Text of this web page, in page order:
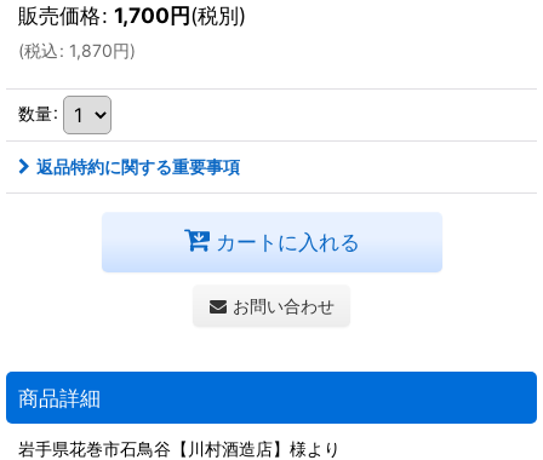
販売価格: 1,700円(税別)
(税込: 1,870円)
数量:
返品特約に関する重要事項
カートに入れる
お問い合わせ
商品詳細
岩手県花巻市石鳥谷【川村酒造店】様より